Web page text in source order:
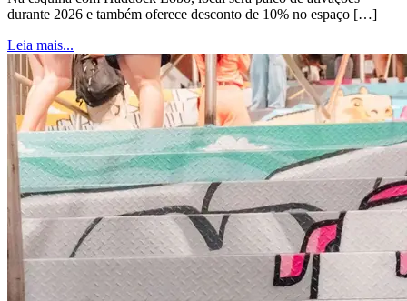
durante 2026 e também oferece desconto de 10% no espaço […]
Leia mais...